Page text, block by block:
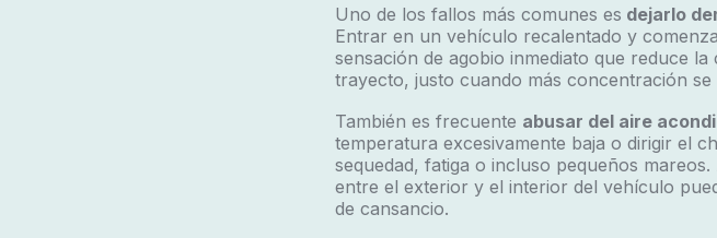
Uno de los fallos más comunes es dejarlo
Entrar en un vehículo recalentado y
sensación de agobio inmediato que reduce
trayecto, justo cuando más concentración se
También es frecuente abusar del aire
temperatura excesivamente baja o dirigir el
sequedad, fatiga o incluso pequeños
entre el exterior y el interior del vehículo
de cansancio.